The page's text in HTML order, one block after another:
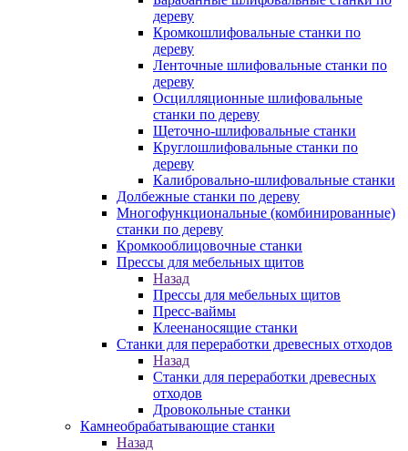
дереву
Кромкошлифовальные станки по
дереву
Ленточные шлифовальные станки по
дереву
Осцилляционные шлифовальные
станки по дереву
Щеточно-шлифовальные станки
Круглошлифовальные станки по
дереву
Калибровально-шлифовальные станки
Долбежные станки по дереву
Многофункциональные (комбинированные)
станки по дереву
Кромкооблицовочные станки
Прессы для мебельных щитов
Назад
Прессы для мебельных щитов
Пресс-ваймы
Клеенаносящие станки
Станки для переработки древесных отходов
Назад
Станки для переработки древесных
отходов
Дровокольные станки
Камнеобрабатывающие станки
Назад